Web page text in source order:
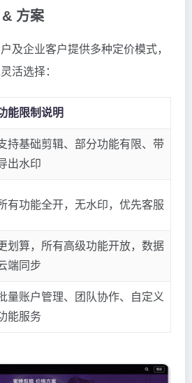
方案
及企业客户提供多种定价模式，
活选择：
能限制说明
持基础剪辑、部分功能有限、带
出水印
有功能全开，无水印，优先客服
划算，所有高级功能开放，数据
端同步
量账户管理、团队协作、自定义
能服务